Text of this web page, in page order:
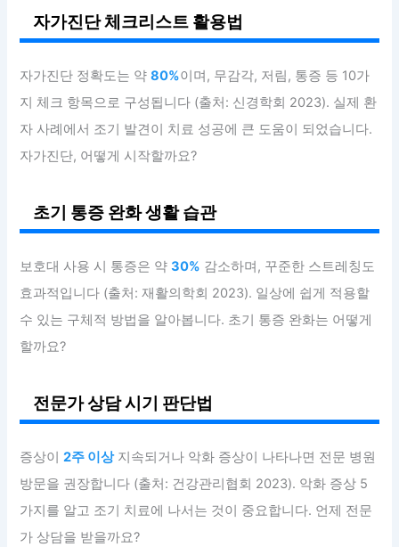
자가진단 체크리스트 활용법
자가진단 정확도는 약80%이며, 무감각, 저림, 통증 등 10가
지 체크 항목으로 구성됩니다 (출처: 신경학회 2023). 실제 환
자 사례에서 조기 발견이 치료 성공에 큰 도움이 되었습니다.
자가진단, 어떻게 시작할까요?
초기 통증 완화 생활 습관
보호대 사용 시 통증은 약30% 감소하며, 꾸준한 스트레칭도
효과적입니다 (출처: 재활의학회 2023). 일상에 쉽게 적용할
수 있는 구체적 방법을 알아봅니다. 초기 통증 완화는 어떻게
할까요?
전문가 상담 시기 판단법
증상이2주 이상지속되거나 악화 증상이 나타나면 전문 병원
방문을 권장합니다 (출처: 건강관리협회 2023). 악화 증상 5
가지를 알고 조기 치료에 나서는 것이 중요합니다. 언제 전문
가 상담을 받을까요?